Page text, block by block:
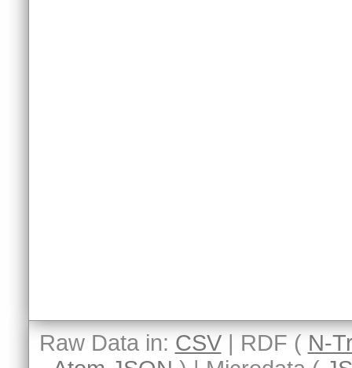
Raw Data in: CSV| RDF ( N-